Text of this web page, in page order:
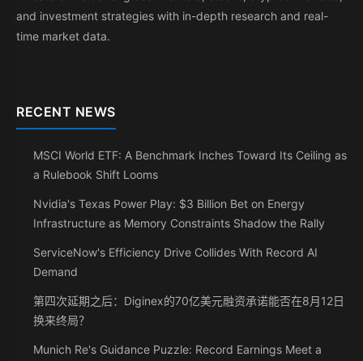
and investment strategies with in-depth research and real-
time market data.
RECENT NEWS
MSCI World ETF: A Benchmark Inches Toward Its Ceiling as
a Rulebook Shift Looms
Nvidia's Texas Power Play: $3 Billion Bet on Energy
Infrastructure as Memory Constraints Shadow the Rally
ServiceNow's Efficiency Drive Collides With Record AI
Demand
第四次延期之后：Diginex的70亿美元融资承诺能否在8月12日
换来终局？
Munich Re's Guidance Puzzle: Record Earnings Meet a